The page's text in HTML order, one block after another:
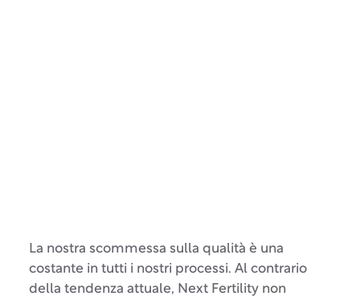
La nostra scommessa sulla qualità è una
costante in tutti i nostri processi. Al contrario
della tendenza attuale, Next Fertility non